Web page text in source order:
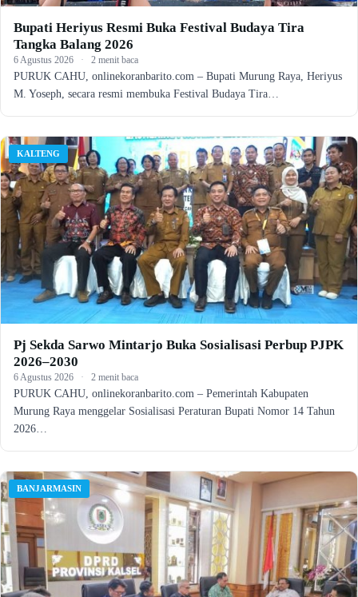
Bupati Heriyus Resmi Buka Festival Budaya Tira
Tangka Balang 2026
6 Agustus 2026 · 2 menit baca
PURUK CAHU, onlinekoranbarito.com – Bupati Murung Raya, Heriyus
M. Yoseph, secara resmi membuka Festival Budaya Tira…
KALTENG
Pj Sekda Sarwo Mintarjo Buka Sosialisasi Perbup PJPK
2026–2030
6 Agustus 2026 · 2 menit baca
PURUK CAHU, onlinekoranbarito.com – Pemerintah Kabupaten
Murung Raya menggelar Sosialisasi Peraturan Bupati Nomor 14 Tahun
2026…
BANJARMASIN